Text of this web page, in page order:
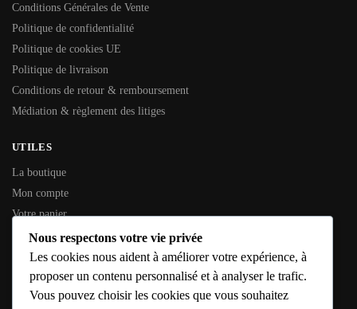
Conditions Générales de Vente
Politique de confidentialité
Politique de cookies UE
Politique de livraison
Conditions de retour & remboursement
Médiation & règlement des litiges
UTILES
La boutique
Mon compte
Votre panier
Contactez-nous
INFORMATIONS GÉNÉRALES
SIREN :353 794 936
Nous respectons votre vie privée
Les cookies nous aident à améliorer votre expérience, à
proposer un contenu personnalisé et à analyser le trafic.
Vous pouvez choisir les cookies que vous souhaitez